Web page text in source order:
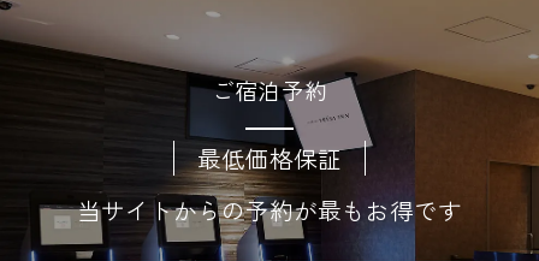
ご宿泊予約
最低価格保証
当サイトからの予約が最もお得です